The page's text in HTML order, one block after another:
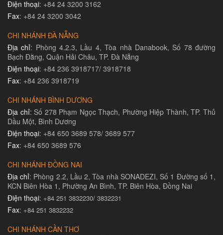
Điện thoại: +84 24 3200 3162
Fax: +84 24 3200 3042
CHI NHÁNH ĐÀ NẴNG
Địa chỉ: Phòng 4.2.3, Lầu 4, Tòa nhà Danabook, Số 78 đường
Bạch Đằng, Quận Hải Châu, TP. Đà Nẵng
Điện thoại: +84 236 3918717/ 3918718
Fax: +84 236 3918719
CHI NHÁNH BÌNH DƯƠNG
Địa chỉ: Số 278 Phạm Ngọc Thạch, Phường Hiệp Thành, TP. Thủ
Dầu Một, Bình Dương
Điện thoại: +84 650 3689 578/ 3689 577
Fax: +84 650 3689 576
CHI NHÁNH ĐỒNG NAI
Địa chỉ: Phòng 2.2, Lầu 2, Tòa nhà SONADEZI, Số 1 Đường số 1,
KCN Biên Hòa 1, Phường An Bình, TP. Biên Hòa, Đồng Nai
Điện thoại: +84 251 3832230/ 3832231​
Fax: +84 251 3832232
CHI NHÁNH CẦN THƠ